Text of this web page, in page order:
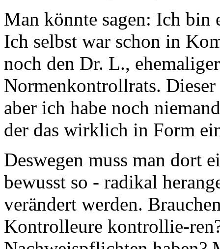
Man könnte sagen: Ich bin
Ich selbst war schon in
noch den Dr. L.,
Normenkontrollrats.
aber ich habe noch
der das wirklich in Form
Deswegen muss man dort
bewusst so - radikal
verändert werden.
Kontrolleure kontrollie-